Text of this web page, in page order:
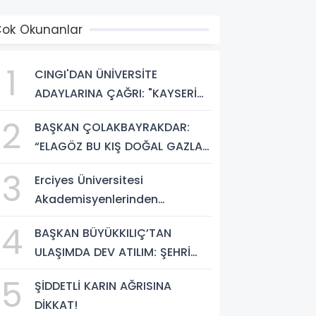
Okunanlar
1
CINGI'DAN ÜNİVERSİTE
ADAYLARINA ÇAĞRI: "KAYSERİ
HAYATI HEM DE PARLAK BİR
GELECEK SUNUYOR"
2
BAŞKAN ÇOLAKBAYRAKDAR:
“ELAGÖZ BU KIŞ DOĞAL GAZLA
DÖNÜŞÜM BAŞLIYOR!”
3
Erciyes Üniversitesi
Akademisyenlerinden
Disleksi Değerlendirmesinde
Yapay Zekâ Dönemi
4
BAŞKAN BÜYÜKKILIÇ’TAN
ULAŞIMDA DEV ATILIM: ŞEHRİ
5
ŞİDDETLİ KARIN AĞRISINA
DİKKAT!